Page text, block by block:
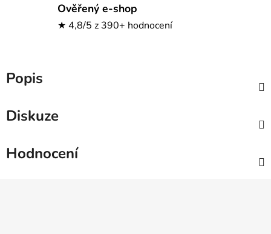
Ověřený e-shop
★ 4,8/5 z 390+ hodnocení
Popis
Diskuze
Hodnocení